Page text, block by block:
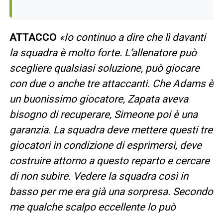
ATTACCO «Io continuo a dire che lì davanti
la squadra è molto forte. L’allenatore può
scegliere qualsiasi soluzione, può giocare
con due o anche tre attaccanti. Che Adams è
un buonissimo giocatore, Zapata aveva
bisogno di recuperare, Simeone poi è una
garanzia. La squadra deve mettere questi tre
giocatori in condizione di esprimersi, deve
costruire attorno a questo reparto e cercare
di non subire. Vedere la squadra così in
basso per me era già una sorpresa. Secondo
me qualche scalpo eccellente lo può